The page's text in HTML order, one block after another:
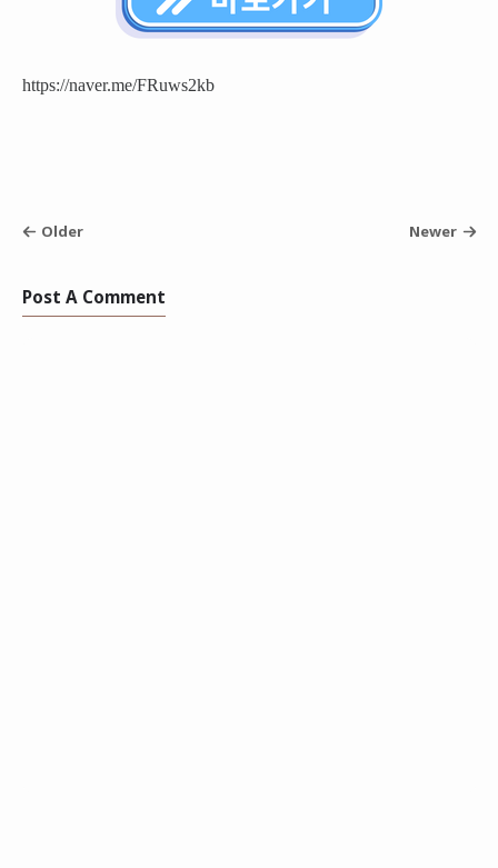
https://naver.me/FRuws2kb
Older Newer
Post A Comment